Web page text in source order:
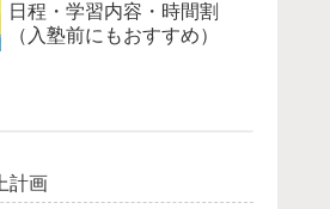
日程・学習内容・時間割
（入塾前にもおすすめ）
計画